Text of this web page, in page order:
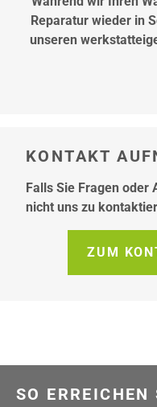
Reparatur wieder in
unseren
KONTAKT
Falls Sie Fragen oder
nicht uns zu
ZUM
SO ERREICHEN